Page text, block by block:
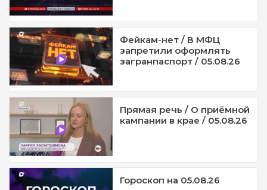
Фейкам-нет / В МФЦ
запретили оформлять
загранпаспорт / 05.08.26
Прямая речь / О приёмной
кампании в крае / 05.08.26
Гороскоп на 05.08.26